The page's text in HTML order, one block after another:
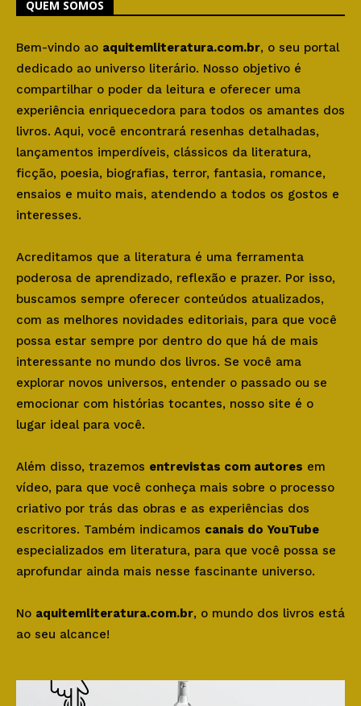
QUEM SOMOS
Bem-vindo ao aquitemliteratura.com.br, o seu portal
dedicado ao universo literário. Nosso objetivo é
compartilhar o poder da leitura e oferecer uma
experiência enriquecedora para todos os amantes dos
livros. Aqui, você encontrará resenhas detalhadas,
lançamentos imperdíveis, clássicos da literatura,
ficção, poesia, biografias, terror, fantasia, romance,
ensaios e muito mais, atendendo a todos os gostos e
interesses.
Acreditamos que a literatura é uma ferramenta
poderosa de aprendizado, reflexão e prazer. Por isso,
buscamos sempre oferecer conteúdos atualizados,
com as melhores novidades editoriais, para que você
possa estar sempre por dentro do que há de mais
interessante no mundo dos livros. Se você ama
explorar novos universos, entender o passado ou se
emocionar com histórias tocantes, nosso site é o
lugar ideal para você.
Além disso, trazemos entrevistas com autores em
vídeo, para que você conheça mais sobre o processo
criativo por trás das obras e as experiências dos
escritores. Também indicamos canais do YouTube
especializados em literatura, para que você possa se
aprofundar ainda mais nesse fascinante universo.
No aquitemliteratura.com.br, o mundo dos livros está
ao seu alcance!